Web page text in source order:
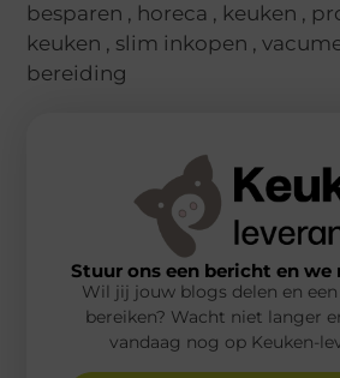
besparen , horeca , keuken ,
keuken , slim inkopen ,
bereiding
Stuur ons een bericht en we
Wil jij jouw blogs delen en
bereiken? Wacht niet langer
vandaag nog op Keuken-